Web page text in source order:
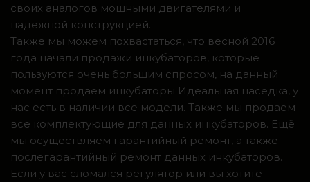
своих аналогов мощными двигателями и
надежной конструкцией.
Также мы можем похвастаться, что весной 2016
года начали продажи инкубаторов, которые
пользуются очень большим спросом, на данный
момент продаем инкубаторы Идеальная наседка, у
нас есть в наличии все модели. Также мы продаем
все комплектующие для данных инкубаторов. Ещё
мы осуществляем гарантийный ремонт, а также
послегарантийный ремонт данных инкубаторов.
Если у вас сломался регулятор или вы хотите